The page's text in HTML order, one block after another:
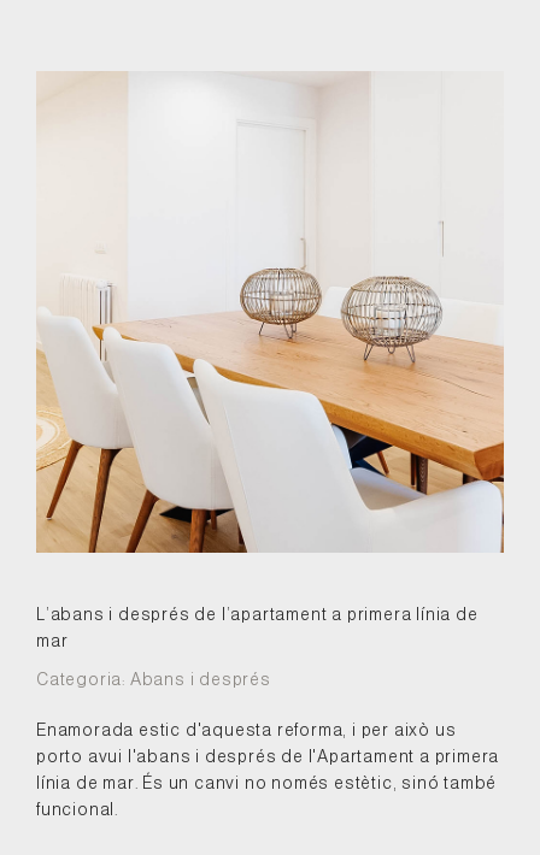
L’abans i després de l’apartament a primera línia de
mar
Categoria: Abans i després
Enamorada estic d'aquesta reforma, i per això us
porto avui l'abans i després de l'Apartament a primera
línia de mar. És un canvi no només estètic, sinó també
funcional.